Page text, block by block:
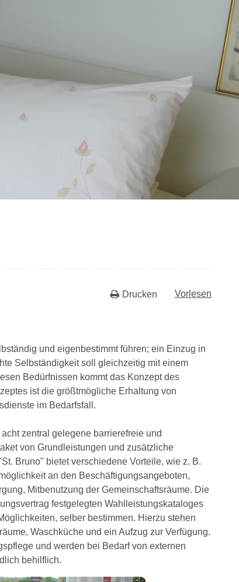
Vorlesen
Drucken
und eigenbestimmt führen; ein Einzug in
Selbständigkeit soll gleichzeitig mit einem
Bedürfnissen kommt das Konzept des
ist die größtmögliche Erhaltung von
im Bedarfsfall.
zentral gelegene barrierefreie und
von Grundleistungen und zusätzliche
Bruno" bietet verschiedene Vorteile, wie z. B.
an den Beschäftigungsangeboten,
Mitbenutzung der Gemeinschaftsräume. Die
festgelegten Wahlleistungskataloges
selber bestimmen. Hierzu stehen
Waschküche und ein Aufzug zur Verfügung.
und werden bei Bedarf von externen
behilflich.